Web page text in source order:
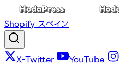
Shopify スペイン
X-Twitter YouTube